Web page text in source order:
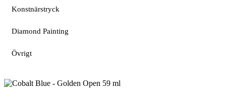
Konstnärstryck
Diamond Painting
Övrigt